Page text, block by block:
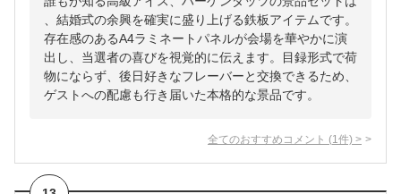
、結婚式の余興を確実に盛り上げる鉄板アイテムです。
存在感のあるA4ラミネートパネルが会場を華やかに演
出し、当選者の喜びを視覚的に伝えます。目録形式で荷
物にならず、後日好きなフレーバーと交換できるため、
ゲストへの配慮も行き届いた本格的な景品です。
全てのおすすめコメント (1 件) >